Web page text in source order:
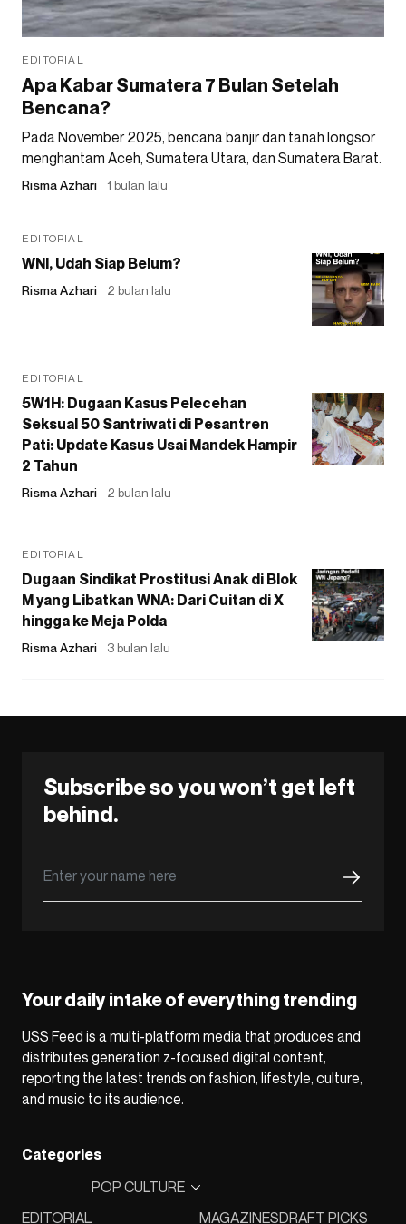
EDITORIAL
Apa Kabar Sumatera 7 Bulan Setelah
Bencana?
Pada November 2025, bencana banjir dan tanah longsor
menghantam Aceh, Sumatera Utara, dan Sumatera Barat.
Risma Azhari 1 bulan lalu
EDITORIAL
WNI, Udah Siap Belum?
Risma Azhari 2 bulan lalu
EDITORIAL
5W1H: Dugaan Kasus Pelecehan
Seksual 50 Santriwati di Pesantren
Pati: Update Kasus Usai Mandek Hampir
2 Tahun
Risma Azhari 2 bulan lalu
EDITORIAL
Dugaan Sindikat Prostitusi Anak di Blok
M yang Libatkan WNA: Dari Cuitan di X
hingga ke Meja Polda
Risma Azhari 3 bulan lalu
Subscribe so you won’t get left
behind.
Your daily intake of everything trending
USS Feed is a multi-platform media that produces and
distributes generation z-focused digital content,
reporting the latest trends on fashion, lifestyle, culture,
and music to its audience.
Categories
EDITORIAL
POP CULTURE
MAGAZINESDRAFT PICKS